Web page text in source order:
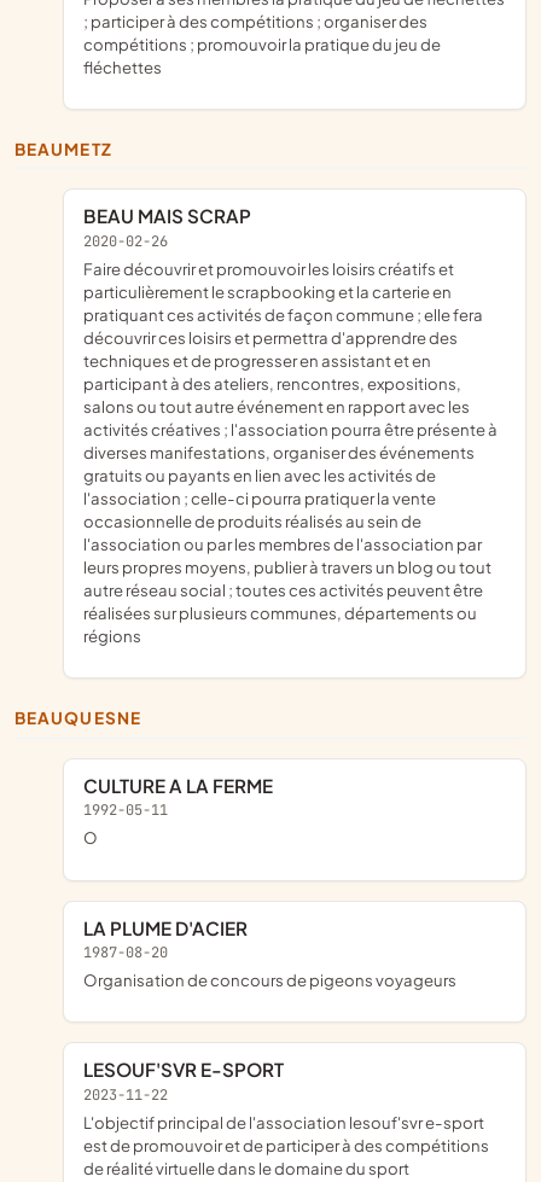
; participer à des compétitions ; organiser des
compétitions ; promouvoir la pratique du jeu de
fléchettes
BEAUMETZ
BEAU MAIS SCRAP
2020-02-26
faire découvrir et promouvoir les loisirs créatifs et
particulièrement le scrapbooking et la carterie en
pratiquant ces activités de façon commune ; elle fera
découvrir ces loisirs et permettra d'apprendre des
techniques et de progresser en assistant et en
participant à des ateliers, rencontres, expositions,
salons ou tout autre événement en rapport avec les
activités créatives ; l'association pourra être présente à
diverses manifestations, organiser des événements
gratuits ou payants en lien avec les activités de
l'association ; celle-ci pourra pratiquer la vente
occasionnelle de produits réalisés au sein de
l'association ou par les membres de l'association par
leurs propres moyens, publier à travers un blog ou tout
autre réseau social ; toutes ces activités peuvent être
réalisées sur plusieurs communes, départements ou
régions
BEAUQUESNE
CULTURE A LA FERME
1992-05-11
O
LA PLUME D'ACIER
1987-08-20
organisation de concours de pigeons voyageurs
LESOUF'SVR E-SPORT
2023-11-22
l'objectif principal de l'association lesouf'svr e-sport
est de promouvoir et de participer à des compétitions
de réalité virtuelle dans le domaine du sport